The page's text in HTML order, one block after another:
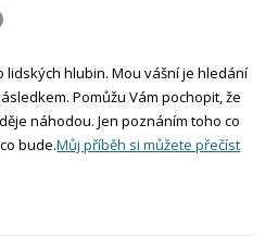
lidských hlubin. Mou vášní je hledání
Pomůžu Vám pochopit, že
náhodou. Jen poznáním toho co
bude.Můj příběh si můžete přečíst